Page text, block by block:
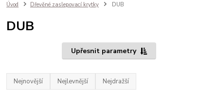
Úvod Dřevěné zaslepovací krytky DUB
DUB
Upřesnit parametry
Nejnovější Nejlevnější Nejdražší